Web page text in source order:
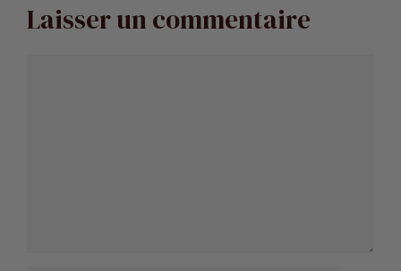
Laisser un commentaire